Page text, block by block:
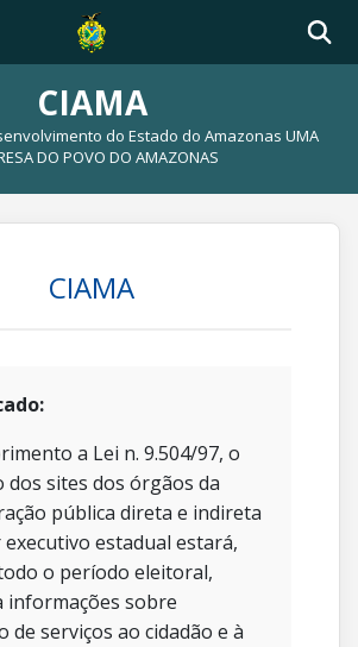
CIAMA
do Estado do Amazonas UMA
DO POVO DO AMAZONAS
CIAMA
a Lei n. 9.504/97, o
dos sites dos órgãos da
pública direta e indireta
estadual estará,
o período eleitoral,
informações sobre
de serviços ao cidadão e à